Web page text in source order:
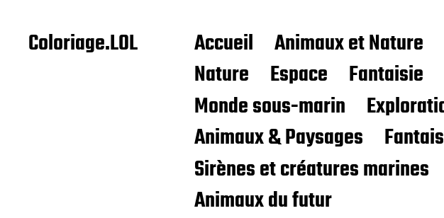
Coloriage.LOL Accueil Animaux et Nature
Nature
Espace Fantaisie
Monde sous-marin
Animaux & Paysages
Sirènes et créatures marines
Animaux du futur